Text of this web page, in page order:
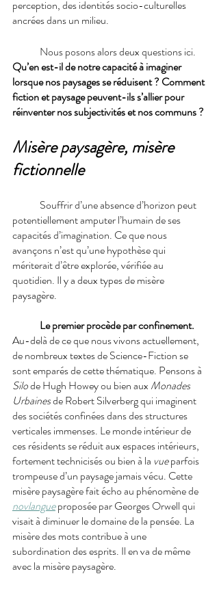
perception, des identités socio-culturelles
ancrées dans un milieu.
Nous posons alors deux questions ici.
Qu’en est-il de notre capacité à imaginer
lorsque nos paysages se réduisent ? Comment
fiction et paysage peuvent-ils s’allier pour
réinventer nos subjectivités et nos communs ?
Misère paysagère, misère
fictionnelle
Souffrir d’une absence d’horizon peut
potentiellement amputer l’humain de ses
capacités d’imagination. Ce que nous
avançons n’est qu’une hypothèse qui
mériterait d’être explorée, vérifiée au
quotidien. Il y a deux types de misère
paysagère.
Le premier procède par confinement.
Au-delà de ce que nous vivons actuellement,
de nombreux textes de Science-Fiction se
sont emparés de cette thématique. Pensons à
Silo de Hugh Howey ou bien aux Monades
Urbaines de Robert Silverberg qui imaginent
des sociétés confinées dans des structures
verticales immenses. Le monde intérieur de
ces résidents se réduit aux espaces intérieurs,
fortement technicisés ou bien à la vue parfois
trompeuse d’un paysage jamais vécu. Cette
misère paysagère fait écho au phénomène de
novlangueproposée par Georges Orwell qui
visait à diminuer le domaine de la pensée. La
misère des mots contribue à une
subordination des esprits. Il en va de même
avec la misère paysagère.